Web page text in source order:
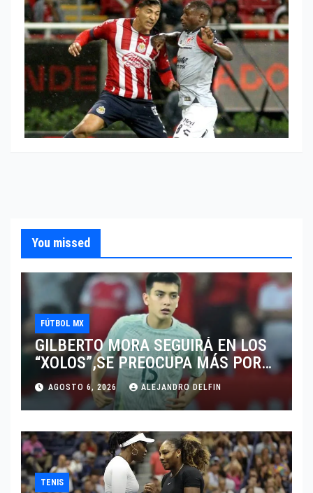
You missed
FÚTBOL MX
GILBERTO MORA SEGUIRÁ EN LOS
“XOLOS”,SE PREOCUPA MÁS POR
JUGAR EN SU EQUIPO.
AGOSTO 6, 2026 ALEJANDRO DELFIN
TENIS